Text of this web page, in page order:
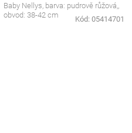
Baby Nellys, barva: pudrově růžová,,
obvod: 38-42 cm
Kód: 05414701